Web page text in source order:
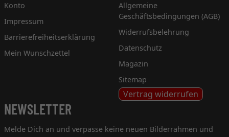
Konto
Impressum
Barrierefreiheitserklärung
Mein Wunschzettel
Allgemeine
Geschäftsbedingungen (AGB)
Widerrufsbelehrung
Datenschutz
Magazin
Sitemap
Vertrag widerrufen
NEWSLETTER
Melde Dich an und verpasse keine neuen Bilderrahmen und